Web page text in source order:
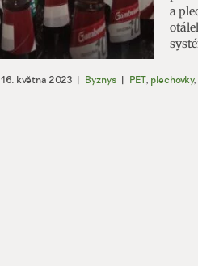
a
16. května 2023 | Byznys | PET, plechovky,